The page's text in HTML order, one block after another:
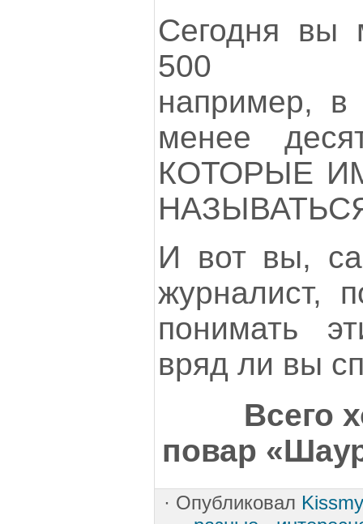
Сегодня вы
500 IT-
например,
менее
КОТОРЫЕ
И вот вы,
журналист,
понимать
вряд ли вы
Всего
повар
· Опубликовал